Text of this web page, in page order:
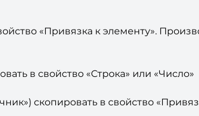
«Привязка к элементу».
в свойство «Строка» или «Число»
скопировать в свойство